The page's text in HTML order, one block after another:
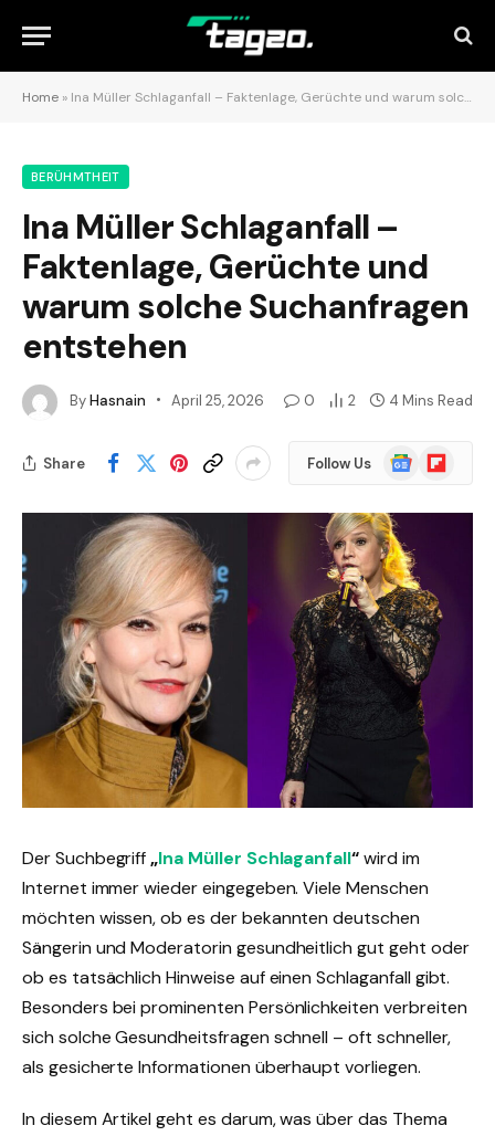
Home » Ina Müller Schlaganfall – Faktenlage, Gerüchte und warum solche Suchanfragen entstehen
BERÜHMTHEIT
Ina Müller Schlaganfall –
Faktenlage, Gerüchte und
warum solche Suchanfragen
entstehen
ByHasnain April 25, 2026 0 2 4 Mins Read
Share Follow Us
Google
News
Flipboard
Der Suchbegriff„Ina Müller Schlaganfall“wird im
Internet immer wieder eingegeben. Viele Menschen
möchten wissen, ob es der bekannten deutschen
Sängerin und Moderatorin gesundheitlich gut geht oder
ob es tatsächlich Hinweise auf einen Schlaganfall gibt.
Besonders bei prominenten Persönlichkeiten verbreiten
sich solche Gesundheitsfragen schnell – oft schneller,
als gesicherte Informationen überhaupt vorliegen.
In diesem Artikel geht es darum, was über das Thema